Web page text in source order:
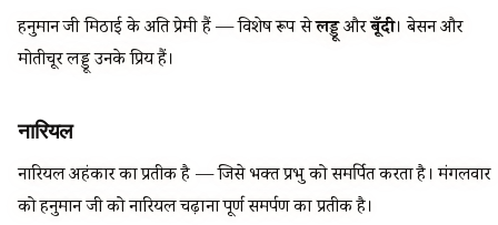
हनुमान जी मिठाई के अति प्रेमी हैं — विशेष रूप सेलड्डूऔरबूँदी। बेसन और
मोतीचूर लड्डू उनके प्रिय हैं।
नारियल
नारियल अहंकार का प्रतीक है — जिसे भक्त प्रभु को समर्पित करता है। मंगलवार
को हनुमान जी को नारियल चढ़ाना पूर्ण समर्पण का प्रतीक है।